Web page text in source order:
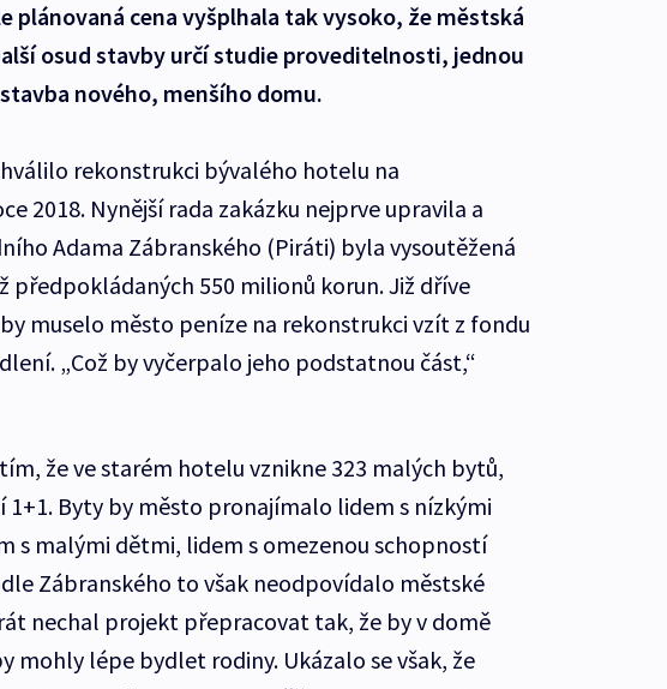
plánovaná cena vyšplhala tak vysoko, že městská
osud stavby určí studie proveditelnosti, jednou
nového, menšího domu.
rekonstrukci bývalého hotelu na
2018. Nynější rada zakázku nejprve upravila a
Adama Zábranského (Piráti) byla vysoutěžená
předpokládaných 550 milionů korun. Již dříve
muselo město peníze na rekonstrukci vzít z fondu
„Což by vyčerpalo jeho podstatnou část,“
že ve starém hotelu vznikne 323 malých bytů,
1+1. Byty by město pronajímalo lidem s nízkými
s malými dětmi, lidem s omezenou schopností
Zábranského to však neodpovídalo městské
nechal projekt přepracovat tak, že by v domě
mohly lépe bydlet rodiny. Ukázalo se však, že